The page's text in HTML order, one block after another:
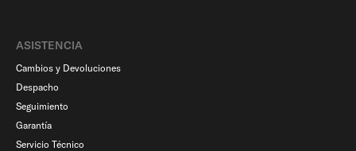
ASISTENCIA
Cambios y Devoluciones
Despacho
Seguimiento
Garantía
Servicio Técnico